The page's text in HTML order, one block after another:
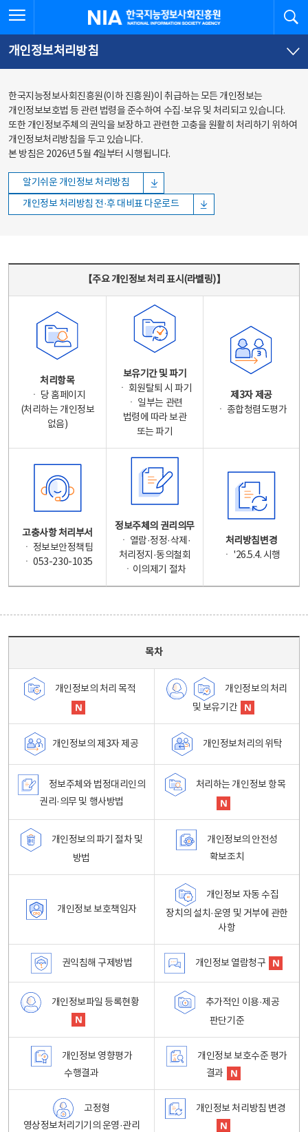
바로가기
바로가기
한국지능정보사회진흥원
개인정보처리방침
한국지능정보사회진흥원(이하 진흥원)이 취급하는 모든 개인정보는
개인정보보호법 등 관련 법령을 준수하여 수집·보유 및 처리되고 있습니다.
또한 개인정보주체의 권익을 보장하고 관련한 고충을 원활히 처리하기 위하여
개인정보처리방침을 두고 있습니다.
본 방침은 2026년 5월 4일부터 시행됩니다.
알기쉬운 개인정보 처리방침
개인정보 처리방침 전·후 대비표 다운로드
【주요 개인정보 처리 표시(라벨링)】
처리항목
ㆍ 당 홈페이지
(처리하는 개인정보
없음)
보유기간 및 파기
ㆍ 회원탈퇴 시 파기
ㆍ 일부는 관련
법령에 따라 보관
또는 파기
제3자 제공
ㆍ 종합청렴도평가
고충사항 처리부서
ㆍ 정보보안정책팀
ㆍ 053-230-1035
정보주체의 권리의무
ㆍ 열람·정정·삭제·
처리정지·동의철회
ㆍ이의제기 절차
처리방침변경
ㆍ '26.5.4. 시행
목차
개인정보의 처리 목적
개인정보의 처리
및 보유기간
개인정보의 제3자 제공 개인정보처리의 위탁
정보주체와 법정대리인의
권리·의무 및 행사방법
처리하는 개인정보 항목
개인정보의 파기 절차 및
방법
개인정보의 안전성
확보조치
개인정보 보호책임자
개인정보 자동 수집
장치의 설치·운영 및 거부에 관한
사항
권익침해 구제방법 개인정보 열람청구
개인정보파일 등록현황
추가적인 이용·제공
판단기준
개인정보 영향평가
수행결과
개인정보 보호수준 평가
결과
고정형
영상정보처리기기의 운영·관리
개인정보 처리방침 변경